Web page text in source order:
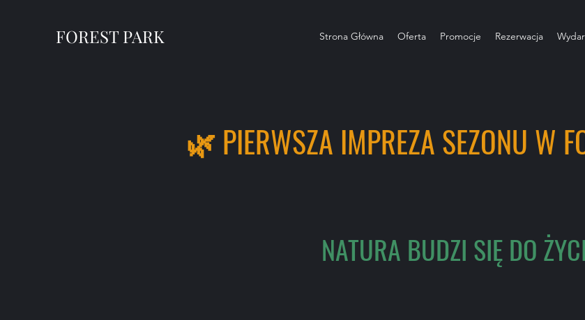
FOREST PARK Strona Główna Oferta Promocje Rezerwacja
🌿 PIERWSZA IMPREZA SEZONU W
NATURA BUDZI SIĘ DO